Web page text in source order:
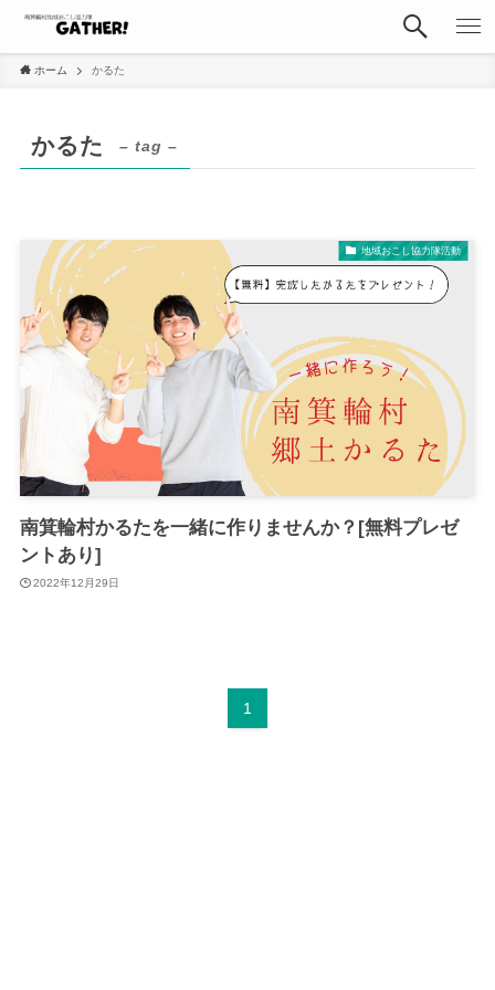
ホーム かるた
かるた – tag –
地域おこし協力隊活動
南箕輪村かるたを一緒に作りませんか？[無料プレゼ
ントあり]
2022年12月29日
1